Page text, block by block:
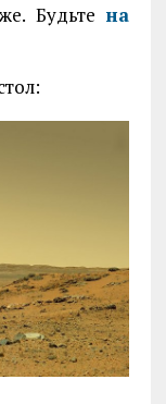
Будьте на